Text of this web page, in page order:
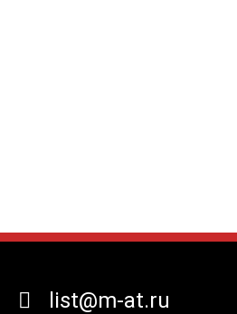
list@m-at.ru